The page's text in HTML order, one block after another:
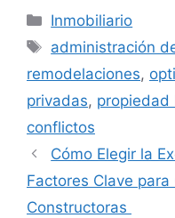
Categorías
Inmobiliario
Etiquetas
administración
remodelaciones,
privadas, propiedad
conflictos
Cómo Elegir la
Factores Clave
Constructoras